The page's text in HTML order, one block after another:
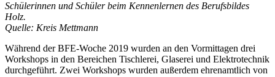
Schülerinnen und Schüler beim Kennenlernen des Berufsbildes
Holz.
Quelle: Kreis Mettmann
Während der BFE-Woche 2019 wurden an den Vormittagen drei
Workshops in den Bereichen Tischlerei, Glaserei und Elektrotechnik
durchgeführt. Zwei Workshops wurden außerdem ehrenamtlich von